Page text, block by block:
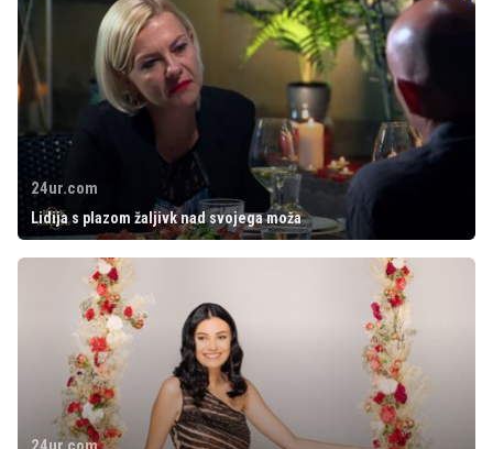
24ur.com
Lidija s plazom žaljivk nad svojega moža